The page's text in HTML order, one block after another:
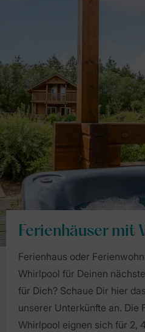
Ferienhäuser mit
Ferienhaus oder
Whirlpool für Deinen
für Dich? Schaue Dir hier
unserer Unterkünfte an. Die
Whirlpool eignen sich für 2,